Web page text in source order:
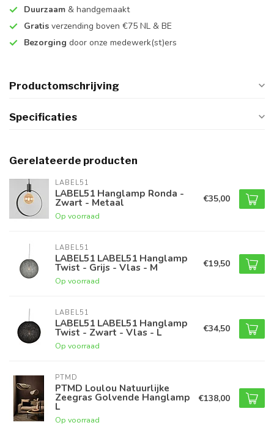
Duurzaam & handgemaakt
Gratis verzending boven €75 NL & BE
Bezorging door onze medewerk(st)ers
Productomschrijving
Specificaties
Gerelateerde producten
LABEL51
LABEL51 Hanglamp Ronda -
Zwart - Metaal
Op voorraad
€35,00
LABEL51
LABEL51 LABEL51 Hanglamp
Twist - Grijs - Vlas - M
Op voorraad
€19,50
LABEL51
LABEL51 LABEL51 Hanglamp
Twist - Zwart - Vlas - L
Op voorraad
€34,50
PTMD
PTMD Loulou Natuurlijke
Zeegras Golvende Hanglamp
L
Op voorraad
€138,00